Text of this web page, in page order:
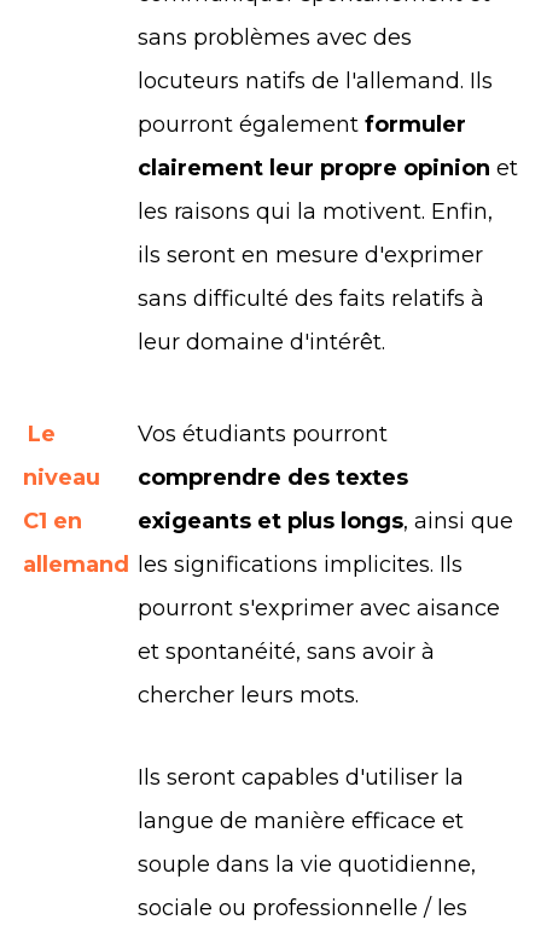
sans problèmes avec des
locuteurs natifs de l'allemand. Ils
pourront également formuler
clairement leur propre opinion et
les raisons qui la motivent. Enfin,
ils seront en mesure d'exprimer
sans difficulté des faits relatifs à
leur domaine d'intérêt.
Le
niveau
C1 en
allemand
Vos étudiants pourront
comprendre des textes
exigeants et plus longs, ainsi que
les significations implicites. Ils
pourront s'exprimer avec aisance
et spontanéité, sans avoir à
chercher leurs mots.
Ils seront capables d'utiliser la
langue de manière efficace et
souple dans la vie quotidienne,
sociale ou professionnelle / les